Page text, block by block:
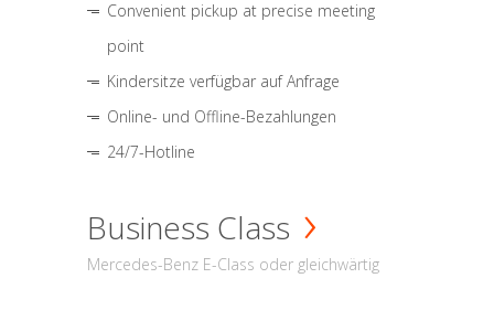
Convenient pickup at precise meeting
point
Kindersitze verfügbar auf Anfrage
Online- und Offline-Bezahlungen
24/7-Hotline
Business Class
Mercedes-Benz E-Class oder gleichwärtig